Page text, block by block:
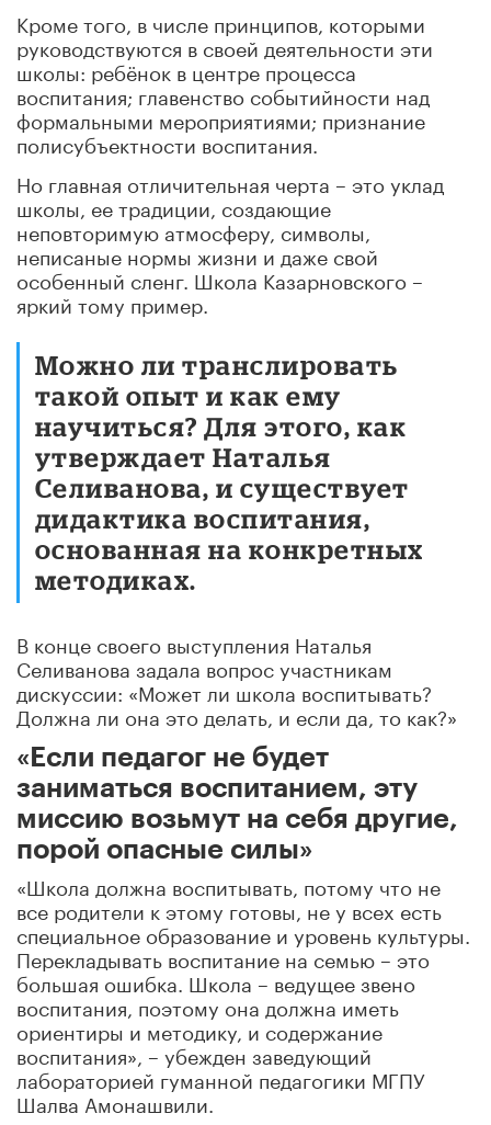
Кроме того, в числе принципов, которыми
руководствуются в своей деятельности эти
школы: ребёнок в центре процесса
воспитания; главенство событийности над
формальными мероприятиями; признание
полисубъектности воспитания.
Но главная отличительная черта – это уклад
школы, ее традиции, создающие
неповторимую атмосферу, символы,
неписаные нормы жизни и даже свой
особенный сленг. Школа Казарновского –
яркий тому пример.
Можно ли транслировать
такой опыт и как ему
научиться? Для этого, как
утверждает Наталья
Селиванова, и существует
дидактика воспитания,
основанная на конкретных
методиках.
В конце своего выступления Наталья
Селиванова задала вопрос участникам
дискуссии: «Может ли школа воспитывать?
Должна ли она это делать, и если да, то как?»
«Если педагог не будет
заниматься воспитанием, эту
миссию возьмут на себя другие,
порой опасные силы»
«Школа должна воспитывать, потому что не
все родители к этому готовы, не у всех есть
специальное образование и уровень культуры.
Перекладывать воспитание на семью – это
большая ошибка. Школа – ведущее звено
воспитания, поэтому она должна иметь
ориентиры и методику, и содержание
воспитания», – убежден заведующий
лабораторией гуманной педагогики МГПУ
Шалва Амонашвили.